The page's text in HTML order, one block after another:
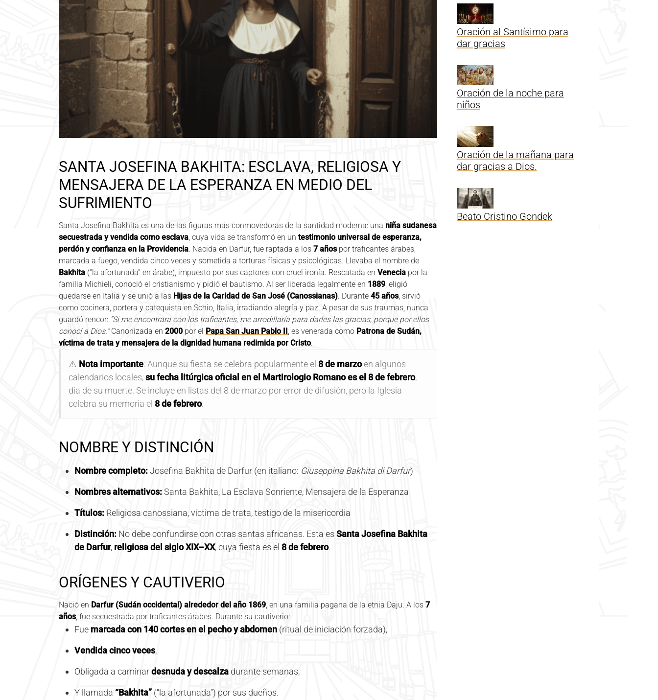
SANTA JOSEFINA BAKHITA: ESCLAVA, RELIGIOSA Y
MENSAJERA DE LA ESPERANZA EN MEDIO DEL
SUFRIMIENTO
Santa Josefina Bakhita es una de las figuras más conmovedoras de la santidad moderna: una niña sudanesa
secuestrada y vendida como esclava, cuya vida se transformó en un testimonio universal de esperanza,
perdón y confianza en la Providencia. Nacida en Darfur, fue raptada a los 7 añospor traficantes árabes,
marcada a fuego, vendida cinco veces y sometida a torturas físicas y psicológicas. Llevaba el nombre de
Bakhita (“la afortunada” en árabe), impuesto por sus captores con cruel ironía. Rescatada en Venecia por la
familia Michieli, conoció el cristianismo y pidió el bautismo. Al ser liberada legalmente en 1889, eligió
quedarse en Italia y se unió a las Hijas de la Caridad de San José (Canossianas). Durante 45 años, sirvió
como cocinera, portera y catequista en Schio, Italia, irradiando alegría y paz. A pesar de sus traumas, nunca
guardó rencor: “Si me encontrara con los traficantes, me arrodillaría para darles las gracias, porque por ellos
conocí a Dios.”Canonizada en 2000 por el Papa San Juan Pablo II , es venerada como Patrona de Sudán,
víctima de trata y mensajera de la dignidad humana redimida por Cristo.
⚠️ Nota importante: Aunque su fiesta se celebra popularmente el 8 de marzoen algunos
calendarios locales,su fecha litúrgica oficial en el Martirologio Romano es el 8 de febrero,
día de su muerte. Se incluye en listas del 8 de marzo por error de difusión, pero la Iglesia
celebra su memoria el 8 de febrero.
NOMBRE Y DISTINCIÓN
Nombre completo:Josefina Bakhita de Darfur (en italiano: Giuseppina Bakhita di Darfur)
Nombres alternativos:Santa Bakhita, La Esclava Sonriente, Mensajera de la Esperanza
Títulos: Religiosa canossiana, víctima de trata, testigo de la misericordia
Distinción: No debe confundirse con otras santas africanas. Esta es Santa Josefina Bakhita
de Darfur, religiosa del siglo XIX–XX, cuya fiesta es el 8 de febrero.
ORÍGENES Y CAUTIVERIO
Nació en Darfur (Sudán occidental) alrededor del año 1869, en una familia pagana de la etnia Daju. A los 7
años, fue secuestrada por traficantes árabes. Durante su cautiverio:
Fue marcada con 140 cortes en el pecho y abdomen (ritual de iniciación forzada),
Vendida cinco veces,
Obligada a caminardesnuda y descalza durante semanas,
Y llamada “Bakhita” (“la afortunada”) por sus dueños.
Oración al Santísimo para
dar gracias
Oración de la noche para
niños
Oración de la mañana para
dar gracias a Dios.
Beato Cristino Gondek